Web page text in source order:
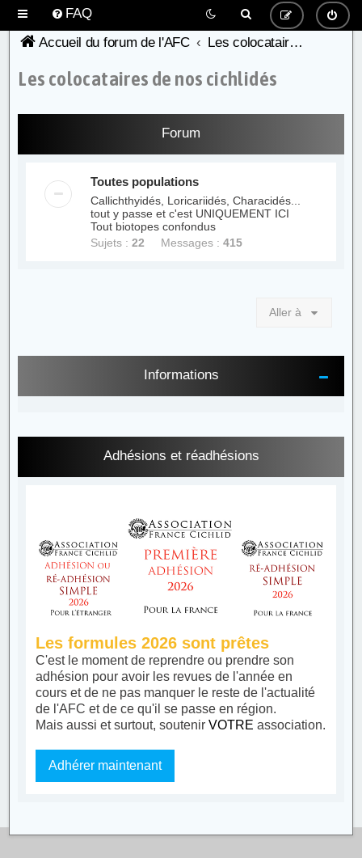
FAQ
Accueil du forum de l'AFC
Les colocataires de nos cichlidés
Les colocataires de nos cichlidés
Forum
Toutes populations
Callichthyidés, Loricariidés, Characidés...
tout y passe et c'est UNIQUEMENT ICI
Tout biotopes confondus
Sujets :22 Messages :415
Aller à
Informations
Adhésions et réadhésions
Les formules 2026 sont prêtes
C'est le moment de reprendre ou prendre son
adhésion pour avoir les revues de l'année en
cours et de ne pas manquer le reste de l'actualité
de l'AFC et de ce qu'il se passe en région.
Mais aussi et surtout, soutenirVOTRE association.
Adhérer maintenant